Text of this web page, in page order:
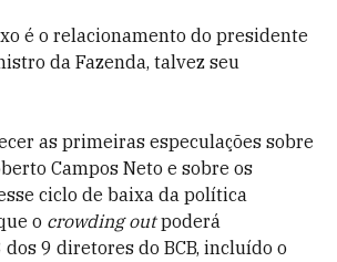
é o relacionamento do presidente
da Fazenda, talvez seu
as primeiras especulações sobre
Campos Neto e sobre os
ciclo de baixa da política
o crowding outpoderá
9 diretores do BCB, incluído o